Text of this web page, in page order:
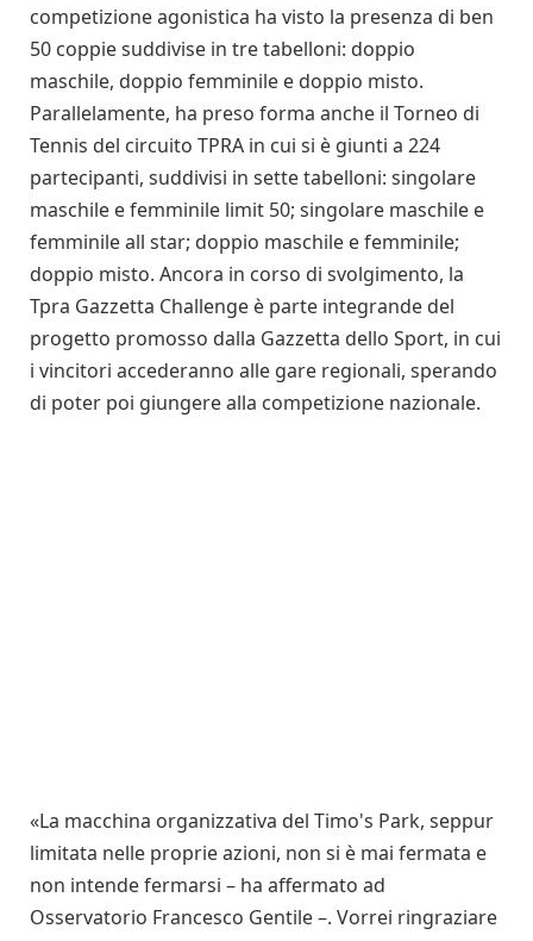
competizione agonistica ha visto la presenza di ben
50 coppie suddivise in tre tabelloni: doppio
maschile, doppio femminile e doppio misto.
Parallelamente, ha preso forma anche il Torneo di
Tennis del circuito TPRA in cui si è giunti a 224
partecipanti, suddivisi in sette tabelloni: singolare
maschile e femminile limit 50; singolare maschile e
femminile all star; doppio maschile e femminile;
doppio misto. Ancora in corso di svolgimento, la
Tpra Gazzetta Challenge è parte integrande del
progetto promosso dalla Gazzetta dello Sport, in cui
i vincitori accederanno alle gare regionali, sperando
di poter poi giungere alla competizione nazionale.
«La macchina organizzativa del Timo's Park, seppur
limitata nelle proprie azioni, non si è mai fermata e
non intende fermarsi – ha affermato ad
Osservatorio Francesco Gentile –. Vorrei ringraziare